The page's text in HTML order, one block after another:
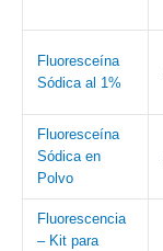
Fluoresceína
Sódica al 1%
Fluoresceína
Sódica en
Polvo
Fluorescencia
– Kit para